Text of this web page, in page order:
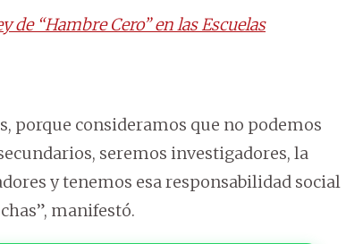
“Hambre Cero” en las Escuelas
porque consideramos que no podemos
seremos investigadores, la
y tenemos esa responsabilidad social
manifestó.